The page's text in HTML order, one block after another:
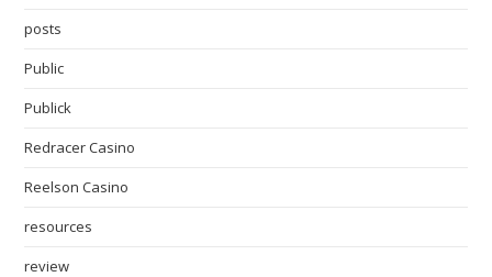
posts
Public
Publick
Redracer Casino
Reelson Casino
resources
review